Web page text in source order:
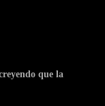
que la